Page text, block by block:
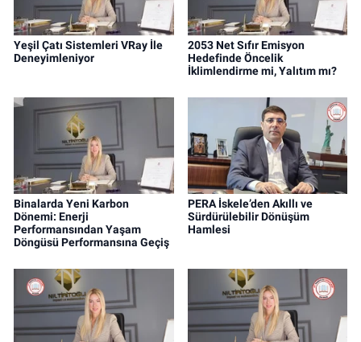
Yeşil Çatı Sistemleri VRay İle
Deneyimleniyor
2053 Net Sıfır Emisyon
Hedefinde Öncelik
İklimlendirme mi, Yalıtım mı?
Binalarda Yeni Karbon
Dönemi: Enerji
Performansından Yaşam
Döngüsü Performansına Geçiş
PERA İskele’den Akıllı ve
Sürdürülebilir Dönüşüm
Hamlesi